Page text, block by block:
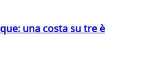
una costa su tre è